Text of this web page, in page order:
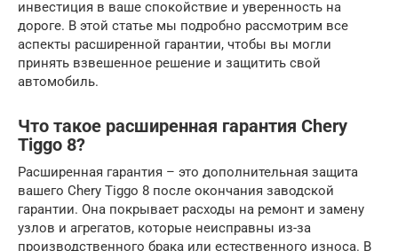
инвестиция в ваше спокойствие и уверенность на
дороге. В этой статье мы подробно рассмотрим все
аспекты расширенной гарантии, чтобы вы могли
принять взвешенное решение и защитить свой
автомобиль.
Что такое расширенная гарантия Chery
Tiggo 8?
Расширенная гарантия – это дополнительная защита
вашего Chery Tiggo 8 после окончания заводской
гарантии. Она покрывает расходы на ремонт и замену
узлов и агрегатов, которые неисправны из-за
производственного брака или естественного износа. В